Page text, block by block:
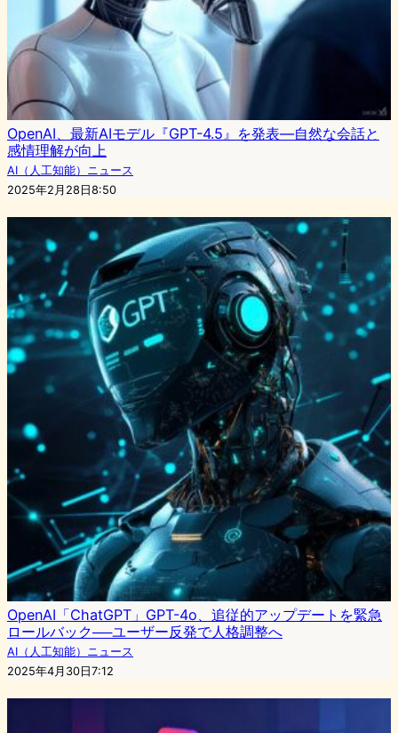
OpenAI、最新AIモデル『GPT-4.5』を発表—自然な会話と
感情理解が向上
AI（人工知能）ニュース
2025年2月28日8:50
OpenAI「ChatGPT」GPT-4o、追従的アップデートを緊急
ロールバック──ユーザー反発で人格調整へ
AI（人工知能）ニュース
2025年4月30日7:12